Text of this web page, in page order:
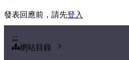
發表回應前，請先登入
:::
網站目錄